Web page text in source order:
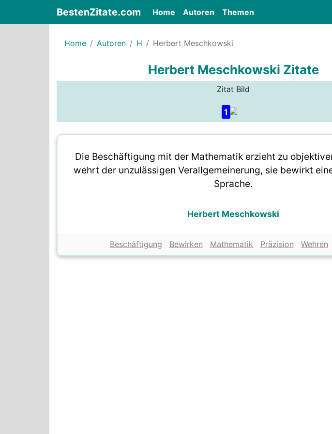
BestenZitate.com Home (current)
Autoren Themen
Home Autoren H Herbert Meschkowski
Herbert Meschkowski Zitate
Zitat Bild
1
Die Beschäftigung mit der Mathematik erzieht zu
wehrt der unzulässigen Verallgemeinerung, sie bewirkt
Sprache.
Herbert Meschkowski
Beschäftigung Bewirken Mathematik Präzision Wehren